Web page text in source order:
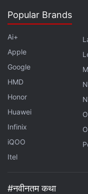
70W वायर्ड आणि 30W
Popular Brands
Ai+
Apple
Google
HMD
Honor
Huawei
Infinix
iQOO
Itel
#नवीनतम कथा